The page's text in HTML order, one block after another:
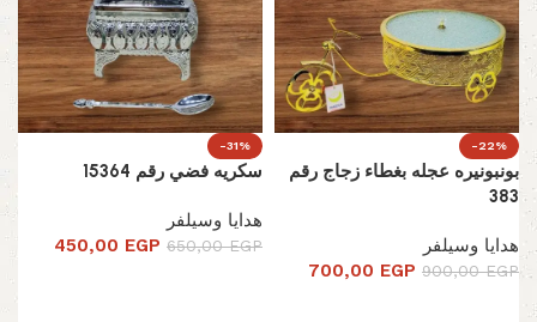
-22%
بونبونيره عجله بغطاء زجاج رقم
383
هدايا وسيلفر
900,00EGP
700,00 EGP
-31%
سكريه فضي رقم 15364
هدايا وسيلفر
650,00EGP
450,00 EGP